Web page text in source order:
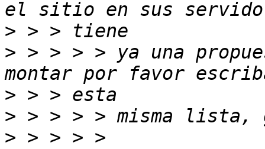
>
> > > > > ya una
>
>
> > > > >